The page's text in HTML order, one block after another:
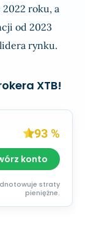
roku, a
od 2023
lidera rynku.
XTB!
93 %
konto
straty
pieniężne.